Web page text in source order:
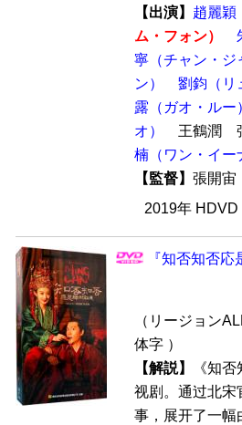
【出演】 趙麗穎
ム・フォン）
寧（チャン・ジ
ン）
劉鈞（リ
露（ガオ・ルー
オ）
王鶴潤
楠（ワン・イー
【監督】 張開
2019年
『知否知否
（リージョン
体字 ）
【解説】
《知
视剧。通过北宋
事，展开了一幅